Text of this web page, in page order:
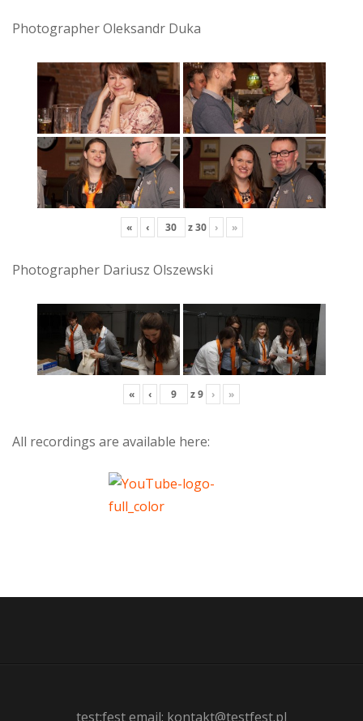
Photographer Oleksandr Duka
« ‹ z30 › »
Photographer Dariusz Olszewski
« ‹ z9 › »
All recordings are available here:
test:fest email: kontakt@testfest.pl